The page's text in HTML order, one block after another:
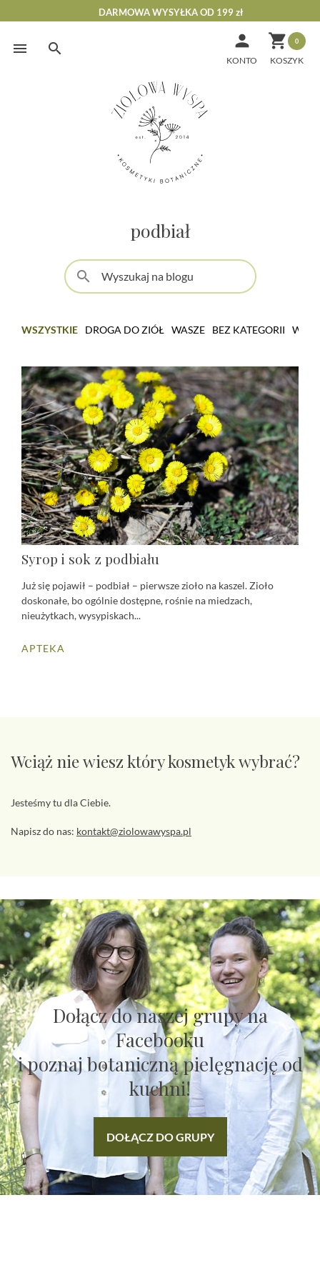
Skip
DARMOWA WYSYŁKA OD 199 zł
 0

KONTO
podbiał
search
WSZYSTKIE DROGA DO ZIÓŁ WASZE BEZ KATEGORII
Syrop i sok z podbiału
Już się pojawił – podbiał – pierwsze zioło na kaszel. Zioło
doskonałe, bo ogólnie dostępne, rośnie na miedzach,
nieużytkach, wysypiskach...
APTEKA
Wciąż nie wiesz który kosmetyk wybrać?
Jesteśmy tu dla Ciebie.
Napisz do nas: kontakt@ziolowawyspa.pl
Dołącz do naszej grupy na
Facebooku
i poznaj botaniczną pielęgnację od
kuchni!
DOŁĄCZ DO GRUPY